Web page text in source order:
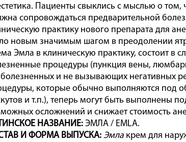
Пациенты свыклись с мыслью о
сопровождаться предварительной
практику нового препарата для
новым значимым шагом в преодолении
Эмла в клиническую практику, состоит в
процедуры (пункция вены,
и не вызывающих негативных
которые обычно выполняются под
и т.п.), теперь могут быть выполнены
осложнений и снижает стоимость
НАЗВАНИЕ: ЭМЛА / EMLA.
И ФОРМА ВЫПУСКА: Эмла крем для